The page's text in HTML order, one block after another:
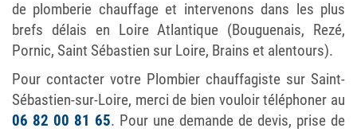
de plomberie chauffage et intervenons dans les plus
brefs délais en Loire Atlantique (Bouguenais, Rezé,
Pornic, Saint Sébastien sur Loire, Brains et alentours).
Pour contacter votre Plombier chauffagiste sur Saint-
Sébastien-sur-Loire, merci de bien vouloir téléphoner au
06 82 00 81 65. Pour une demande de devis, prise de